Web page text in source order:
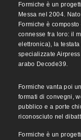
Formiche è un
Messa nel 2004.
Formiche è
connesse fra loro: il
elettronica), la
specializzate
arabo Decode39.
Formiche vanta poi
formati di convegni,
pubblico e a porte
riconosciuto nel
Formiche è un